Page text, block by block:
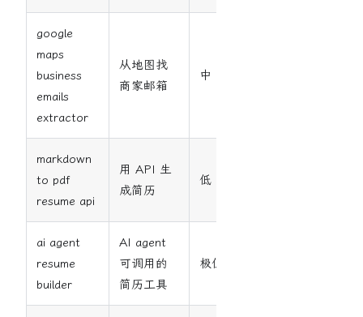
google
maps
business
emails
extractor
从地图找
商家邮箱
中
markdown
to pdf
resume api
用 API 生
成简历
低
ai agent
resume
builder
AI agent
可调用的
简历工具
极低